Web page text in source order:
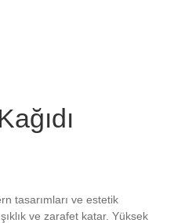
tasarımları ve estetik
ve zarafet katar. Yüksek